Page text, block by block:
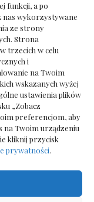
funkcji, a po
nas wykorzystywane
ze strony
Strona
trzecich w celu
i
na Twoim
wskazanych wyżej
ustawienia plików
„Zobacz
preferencjom, aby
na Twoim urządzeniu
kliknij przycisk
prywatności.
jak wybrać bez